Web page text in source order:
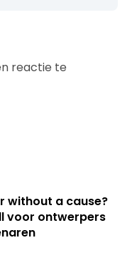
reactie te
without a cause?
voor ontwerpers